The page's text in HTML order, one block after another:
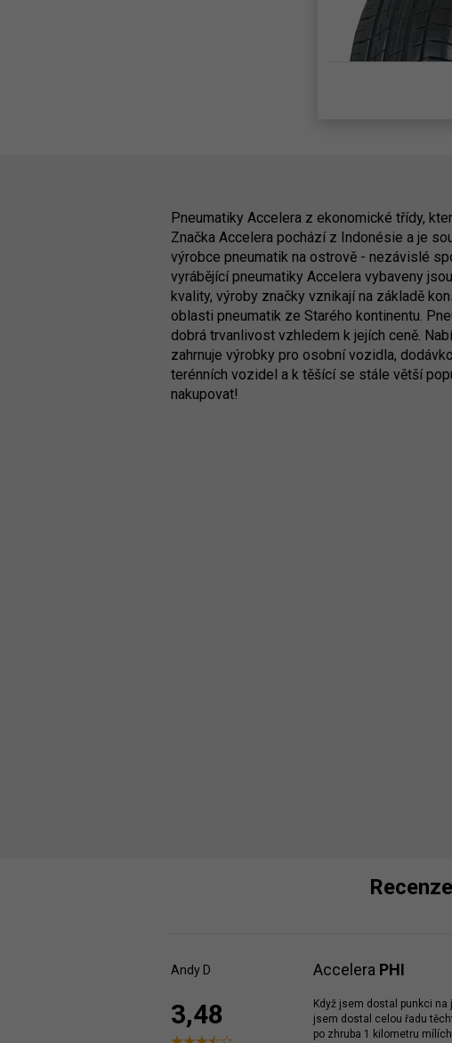
Pneumatiky Accelera z ekonomické třídy,
Značka Accelera pochází z Indonésie a je
výrobce pneumatik na ostrově - nezávislé
vyrábějící pneumatiky Accelera vybaveny
kvality, výroby značky vznikají na základě
oblasti pneumatik ze Starého kontinentu.
dobrá trvanlivost vzhledem k jejích ceně.
zahrnuje výrobky pro osobní vozidla,
terénních vozidel a k těšící se stále větší
nakupovat!
Andy D
3,48
Accelera PHI
Když jsem dostal punkci
jsem dostal celou řadu
po zhruba 1 kilometru